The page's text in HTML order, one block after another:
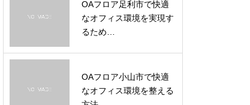
OAフロア足利市で快適
なオフィス環境を実現す
るため…
OAフロア小山市で快適
なオフィス環境を整える